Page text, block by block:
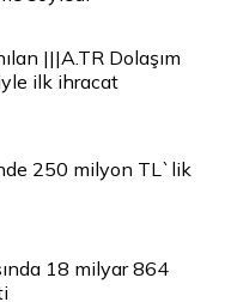
|||A.TR Dolaşım
ilk ihracat
250 milyon TL`lik
18 milyar 864